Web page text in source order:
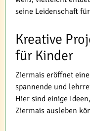
seine Leidenschaft
Kreative
für Kinder
Ziermais eröffnet
spannende und
Hier sind einige
Ziermais ausleben